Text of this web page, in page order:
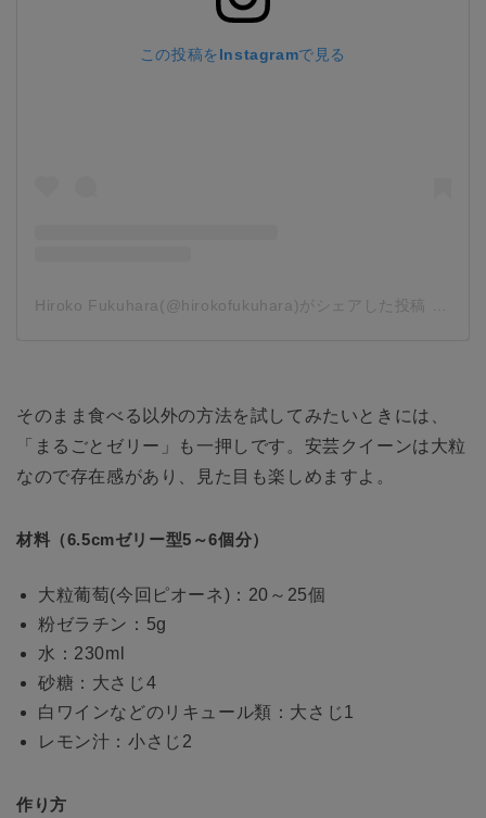
この投稿をInstagramで見る
Hiroko Fukuhara(@hirokofukuhara)がシェアした投稿
そのまま食べる以外の方法を試してみたいときには、
「まるごとゼリー」も一押しです。安芸クイーンは大粒
なので存在感があり、見た目も楽しめますよ。
材料（6.5cmゼリー型5～6個分）
大粒葡萄(今回ピオーネ)：20～25個
粉ゼラチン：5g
水：230ml
砂糖：大さじ4
白ワインなどのリキュール類：大さじ1
レモン汁：小さじ2
作り方